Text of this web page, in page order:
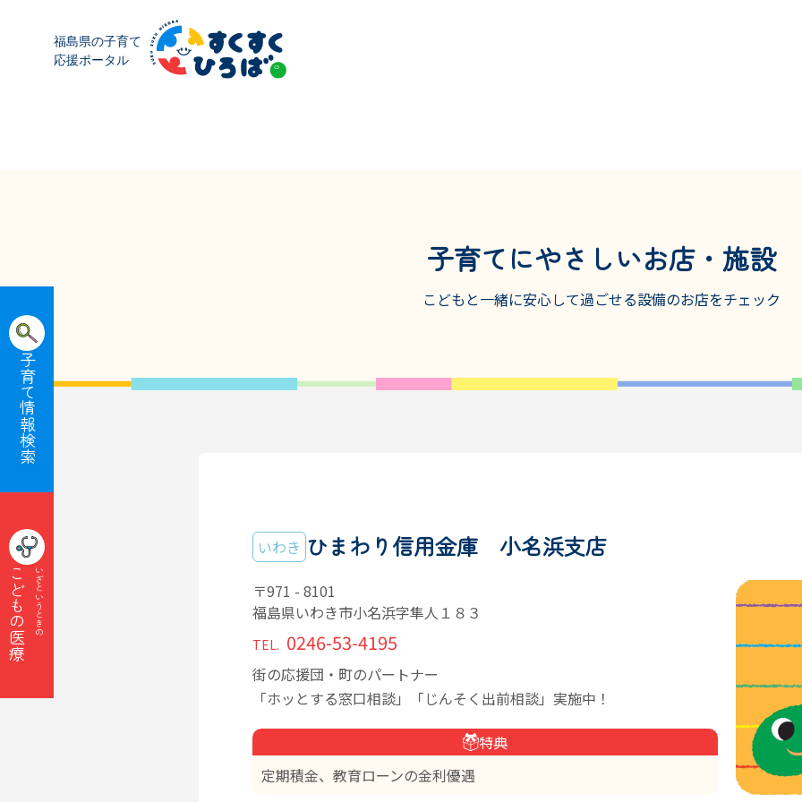
子育て情報検索
いざというときの
こどもの医療
子育てにやさしいお店・施設
こどもと一緒に安心して過ごせる設備のお店をチェック
いわき ひまわり信用金庫 小名浜支店
〒971 - 8101
福島県いわき市小名浜字隼人１８３
TEL. 0246-53-4195
街の応援団・町のパートナー
「ホッとする窓口相談」「じんそく出前相談」実施中！
特典
定期積金、教育ローンの金利優遇